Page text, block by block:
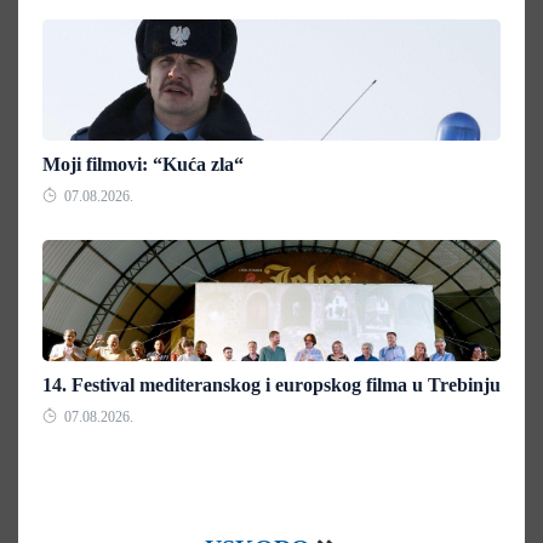
Moji filmovi: “Kuća zla“
07.08.2026.
14. Festival mediteranskog i europskog filma u Trebinju
07.08.2026.